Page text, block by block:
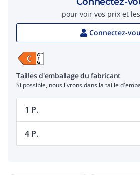
pour voir vos prix et
Connectez-
Tailles d'emballage du fabricant
Si possible, nous livrons dans la taille
1 P.
4 P.